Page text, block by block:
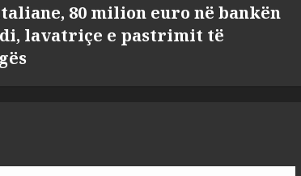
80 milion euro në bankën
lavatriçe e pastrimit të